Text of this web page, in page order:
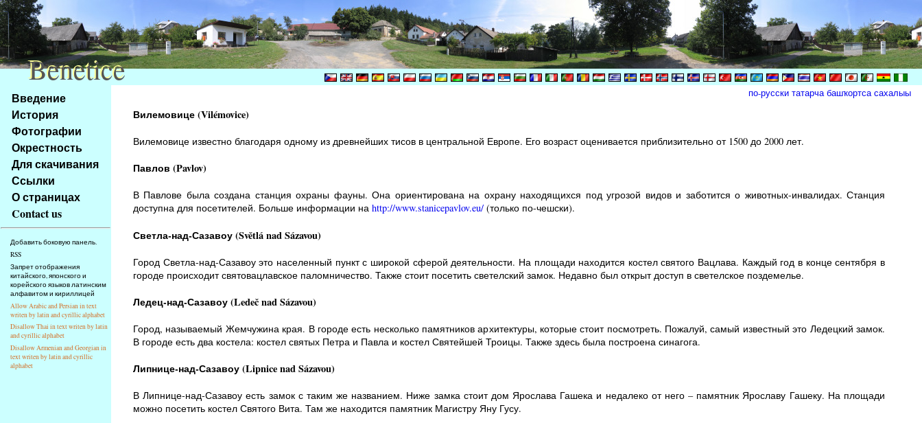
Na
obsah
stránky
Klávesové
zkratky
tomto
webu
základní
strana
Введение
История
Фотографии
Окрестность
Для скачивания
Ссылки
О страницах
Contact us
Добавить боковую панель.
RSS
Запрет отображения
китайского, японского и
корейского языков латинским
алфавитом и кириллицей
Allow Arabic and Persian in text
writen by latin and cyrillic alphabet
Disallow Thai in text writen by latin
and cyrillic alphabet
Disallow Armenian and Georgian in
text writen by latin and cyrillic
alphabet
Вилемовице (Vilémovice)
Вилемовице известно благодаря одному из древнейших тисов в центральной Европе. Его возраст оценивается приблизительно от 1500 до 2000 лет.
Павлов (Pavlov)
В Павлове была создана станция охраны фауны. Она ориентирована на охрану находящихся под угрозой видов и заботится о животных-инвалидах. Станция
доступна для посетителей. Больше информации на http://www.stanicepavlov.eu/ (только по-чешски).
Светла-над-Сазавоу (Světlá nad Sázavou)
Город Светла-над-Сазавоу это населенный пункт с широкой сферой деятельности. На площади находится костел святого Вацлава. Каждый год в конце сентября в
городе происходит святовацлавское паломничество. Также стоит посетить светелский замок. Недавно был открыт доступ в светелское поздемелье.
Ледец-над-Сазавоу (Ledeč nad Sázavou)
Город, называемый Жемчужина края. В городе есть несколько памятников архитектуры, которые стоит посмотреть. Пожалуй, самый известный это Ледецкий замок.
В городе есть два костела: костел святых Петра и Павла и костел Святейшей Троицы. Также здесь была построена синагога.
Липнице-над-Сазавоу (Lipnice nad Sázavou)
В Липнице-над-Сазавоу есть замок с таким же названием. Ниже замка стоит дом Ярослава Гашека и недалеко от него – памятник Ярославу Гашеку. На площади
можно посетить костел Святого Вита. Там же находится памятник Магистру Яну Гусу.
Benetice
Benetice
по-русски татарча башҡортса сахалыы